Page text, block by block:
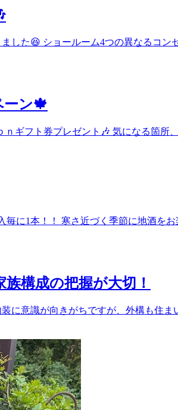
した😆 ショールーム4つの異なるコ
ン🍁
ｎギフト券プレゼント🎶 気になる箇所
毎に1本！！ 寒さ近づく季節に地酒を
構成の把握が大切！
に意識が向きがちですが、外構も住